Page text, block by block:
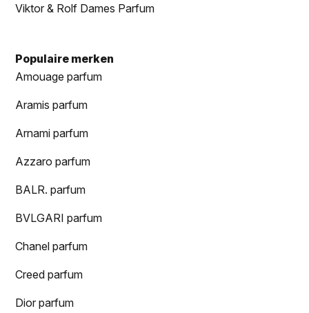
Viktor & Rolf Dames Parfum
Populaire merken
Amouage parfum
Aramis parfum
Arnami parfum
Azzaro parfum
BALR. parfum
BVLGARI parfum
Chanel parfum
Creed parfum
Dior parfum